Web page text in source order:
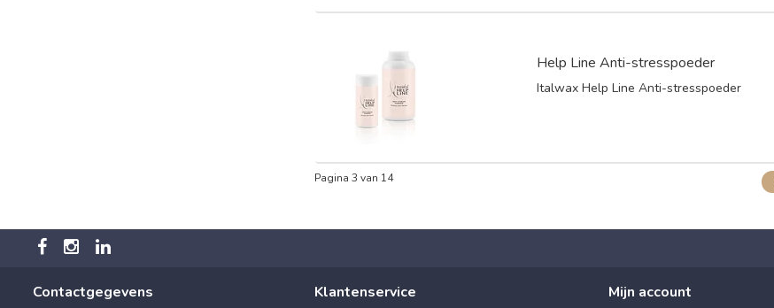
Help Line Anti-stresspoeder
Italwax Help Line Anti-stresspoeder
Pagina 3 van 14
Contactgegevens Klantenservice Mijn account